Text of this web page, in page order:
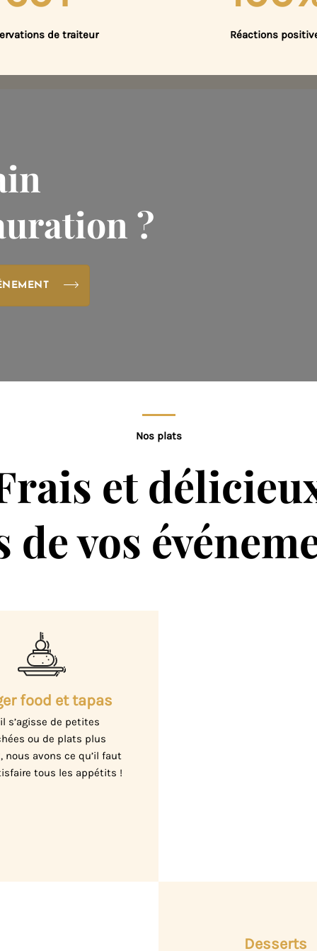
de traiteur Réactions
?
Nos plats
et
de vos
food et tapas
s’agisse de petites
ou de plats plus
nous avons ce qu’il faut
tous les appétits !
Desserts